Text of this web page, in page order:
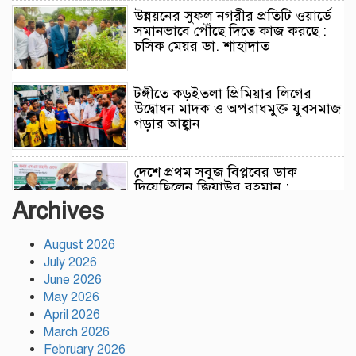
উন্নয়নের সুফল নগরীর প্রতিটি ওয়ার্ডে
সমানভাবে পৌঁছে দিতে কাজ করছে :
চসিক মেয়র ডা. শাহাদাত
টঙ্গীতে কড়ইতলা প্রিমিয়ার লিগের
উদ্বোধন মাদক ও অপরাধমুক্ত যুবসমাজ
গড়ার আহ্বান
দেশে প্রথম সবুজ বিপ্লবের ডাক
দিয়েছিলেন জিয়াউর রহমান :
Archives
August 2026
July 2026
June 2026
May 2026
April 2026
March 2026
February 2026